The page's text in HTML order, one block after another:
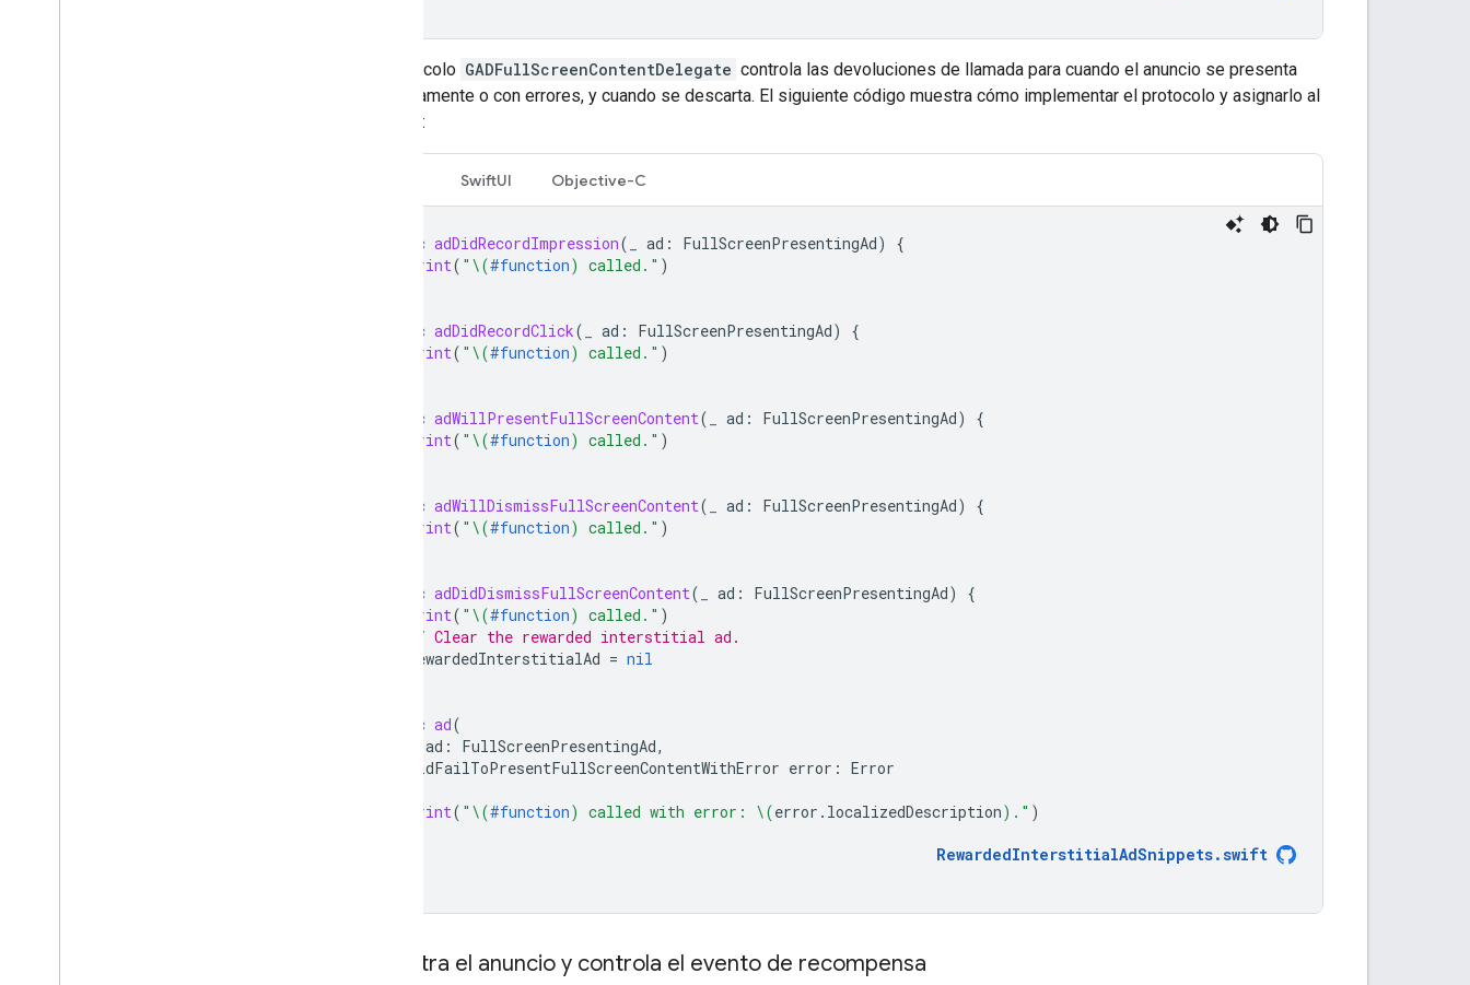
El protocolo GADFullScreenContentDelegate controla las devoluciones de llamada para cuando el anuncio se presenta
correctamente o con errores, y cuando se descarta. El siguiente código muestra cómo implementar el protocolo y asignarlo al
anuncio:
SwiftUI Objective-C
func adDidRecordImpression( ad : FullScreenPresentingAd)
{
print( " \(#function) called." )
func adDidRecordClick( ad : FullScreenPresentingAd)
{
print( " \(#function) called." )
func adWillPresentFullScreenContent( ad : FullScreenPresentingAd)
{
print( " \(#function) called." )
func adWillDismissFullScreenContent( ad : FullScreenPresentingAd)
{
print( " \(#function) called." )
func adDidDismissFullScreenContent( ad : FullScreenPresentingAd)
{
print( " \(#function) called." )
// Clear the rewarded interstitial ad.
rewardedInterstitialAd = nil
func ad(
ad : FullScreenPresentingAd,
didFailToPresentFullScreenContentWithError error : Error
print( " \(#function) called with error: \(error . localizedDescription) ." )
RewardedInterstitialAdSnippets.swift
Muestra el anuncio y controla el evento de recompensa